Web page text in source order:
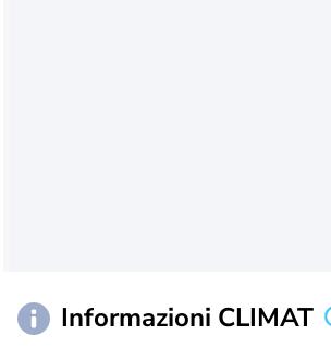
Informazioni CLIMAT